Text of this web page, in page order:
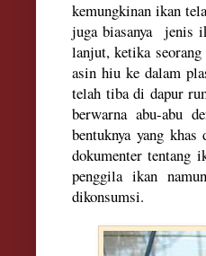
kemungkinan ikan
juga biasanya jenis
lanjut,ketika seorang
asin hiu ke dalam
telah tiba di dapur
berwarna abu-abu
bentuknya yang
dokumenter tentang
penggila ikan
dikonsumsi.